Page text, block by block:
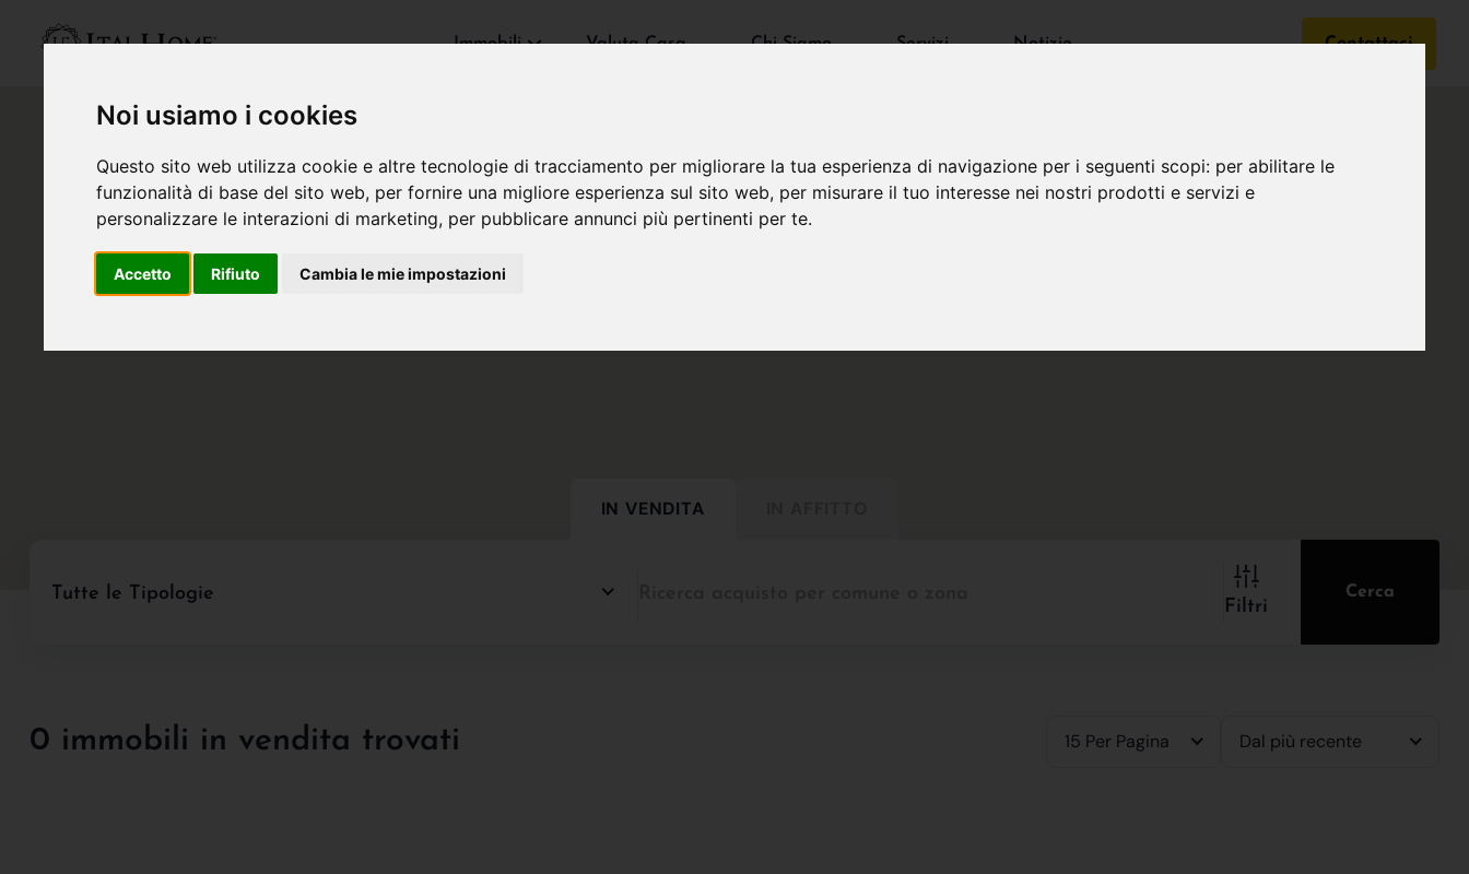
Noi usiamo i cookies
Questo sito web utilizza cookie e altre tecnologie di tracciamento per migliorare la tua esperienza di navigazione per i seguenti scopi: per abilitare le
funzionalità di base del sito web, per fornire una migliore esperienza sul sito web, per misurare il tuo interesse nei nostri prodotti e servizi e
personalizzare le interazioni di marketing, per pubblicare annunci più pertinenti per te.
Accetto Rifiuto Cambia le mie impostazioni
Immobili Valuta Casa Chi Siamo Servizi Notizie Contattaci
IN VENDITA
Tutte le Tipologie
Filtri
Cerca
0 immobili in vendita trovati 15 Per Pagina Dal più recente